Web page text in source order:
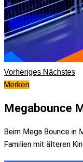
Vorheriges Nächstes
Merken
Megabounce
Beim Mega Bounce in
Familien mit älteren